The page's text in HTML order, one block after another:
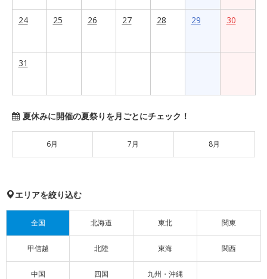
24 25 26 27 28 29 30
31
夏休みに開催の夏祭りを月ごとにチェック！
6月 7月 8月
エリアを絞り込む
全国 北海道 東北 関東
甲信越 北陸 東海 関西
中国 四国 九州・沖縄